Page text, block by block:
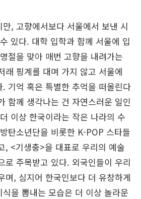
, 고향에서보다 서울에서 보낸 시
있다. 대학 입학과 함께 서울에 입
절을 맞아 매번 고향을 내려가는
래 핑계를 대며 가지 않고 서울에
기억 혹은 특별한 추억을 떠올린다
함께 생각나는 건 자연스러운 일인
이상 한국이라는 작은 나라의 수
탄소년단을 비롯한 K-POP 스타들
, <기생충>을 대표로 우리의 예술
로 주목받고 있다. 외국인들이 우리
며, 심지어 한국인보다 더 유창하게
을 뽐내는 모습은 더 이상 놀라운